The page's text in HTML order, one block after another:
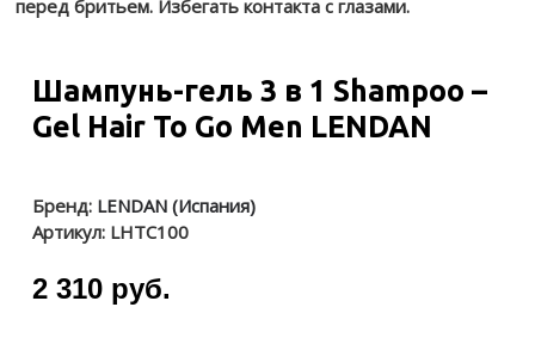
перед бритьем. Избегать контакта с глазами.
Шампунь-гель 3 в 1 Shampoo –
Gel Hair To Go Men LENDAN
Бренд: LENDAN (Испания)
Артикул: LHTC100
2 310 руб.